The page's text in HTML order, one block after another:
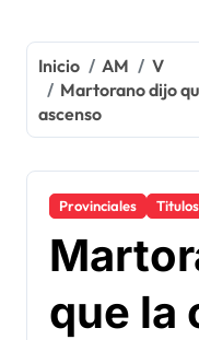
Inicio AM
V
Martorano dijo
ascenso
Provinciales Titulos
que la